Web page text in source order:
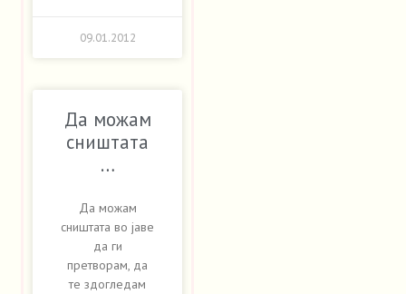
09.01.2012
Да можам
сништата
…
Да можам
сништата во јаве
да ги
претворам, да
те здогледам